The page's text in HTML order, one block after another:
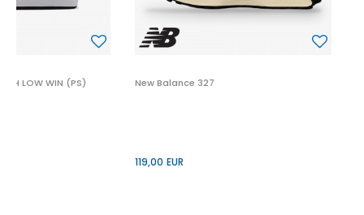
LOW WIN (PS) New Balance 327
119,00 EUR